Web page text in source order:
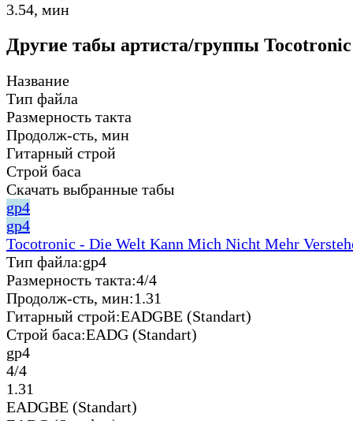
3.54, мин
Другие табы артиста/группы
Название
Тип файла
Размерность такта
Продолж-сть, мин
Гитарный строй
Строй баса
Скачать выбранные табы
gp4
gp4
Tocotronic - Die Welt Kann Mich Nicht Mehr
Тип файла:gp4
Размерность такта:4/4
Продолж-сть, мин:1.31
Гитарный строй:EADGBE (Standart)
Строй баса:EADG (Standart)
gp4
4/4
1.31
EADGBE (Standart)